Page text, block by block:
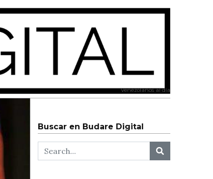
Venezolanos al día
Buscar en Budare Digital